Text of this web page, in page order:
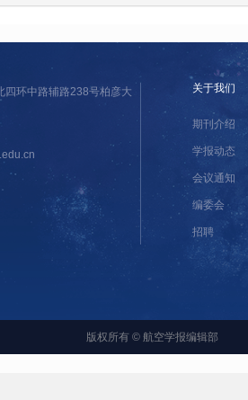
四环中路辅路238号柏彦大
关于我们
期刊介绍
学报动态
会议通知
编委会
招聘
版权所有 © 航空学报编辑部